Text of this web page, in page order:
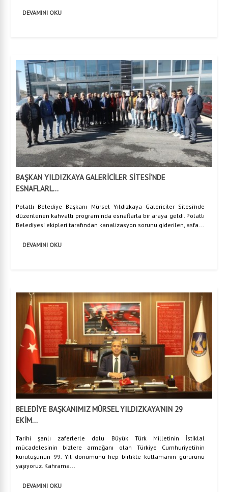
DEVAMINI OKU
BAŞKAN YILDIZKAYA GALERİCİLER SİTESİ’NDE
ESNAFLARL...
Polatlı Belediye Başkanı Mürsel Yıldızkaya Galericiler Sitesi’nde
düzenlenen kahvaltı programında esnaflarla bir araya geldi. Polatlı
Belediyesi ekipleri tarafından kanalizasyon sorunu giderilen, asfa...
DEVAMINI OKU
BELEDİYE BAŞKANIMIZ MÜRSEL YILDIZKAYA’NIN 29
EKİM...
Tarihi şanlı zaferlerle dolu Büyük Türk Milletinin İstiklal
mücadelesinin bizlere armağanı olan Türkiye Cumhuriyeti’nin
kuruluşunun 99. Yıl dönümünü hep birlikte kutlamanın gururunu
yaşıyoruz. Kahrama...
DEVAMINI OKU